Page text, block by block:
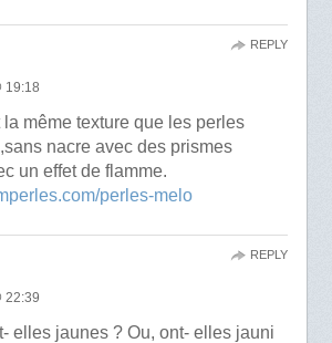
19:18
la même texture que les perles
nacre avec des prismes
un effet de flamme.
perles-melo
REPLY
22:39
elles jaunes ? Ou, ont- elles jauni
REPLY